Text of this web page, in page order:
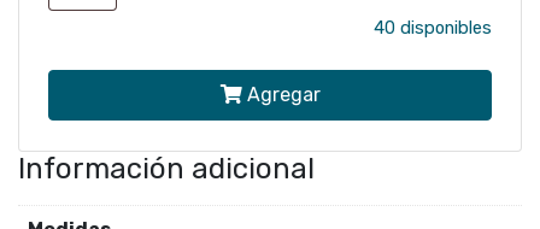
40 disponibles
Agregar
Información adicional